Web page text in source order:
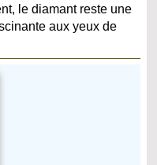
le diamant reste une
aux yeux de